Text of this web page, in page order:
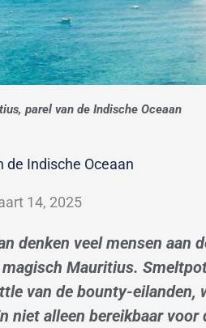
parel van de Indische Oceaan
de Indische Oceaan
14, 2025
denken veel mensen aan
Mauritius.
van de bounty-eilanden,
niet alleen bereikbaar voor